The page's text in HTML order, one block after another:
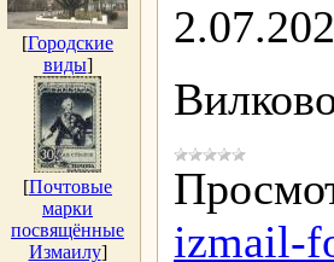
[Городские
виды]
[Почтовые
марки
посвящённые
Измаилу]
izmail-